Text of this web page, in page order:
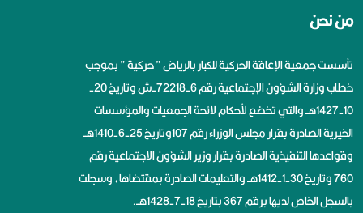
من نحن
تأسست جمعية الإعاقة الحركية للكبار بالرياض ” حركية ” بموجب
خطاب وزارة الشؤون الإجتماعية رقم 6-72218-ش وتاريخ 20-
10-1427هــ والتي تخضع لأحكام لائحة الجمعيات والمؤسسات
الخيرية الصادرة بقرار مجلس الوزراء رقم 107وتاريخ 25-6-1410هــ
وقواعدها التنفيذية الصادرة بقرار وزير الشؤون الاجتماعية رقم
760 وتاريخ 30-1-1412هــ والتعليمات الصادرة بمقتضاها، وسجلت
بالسجل الخاص لديها برقم 367 بتاريخ 18-7-1428هــ.